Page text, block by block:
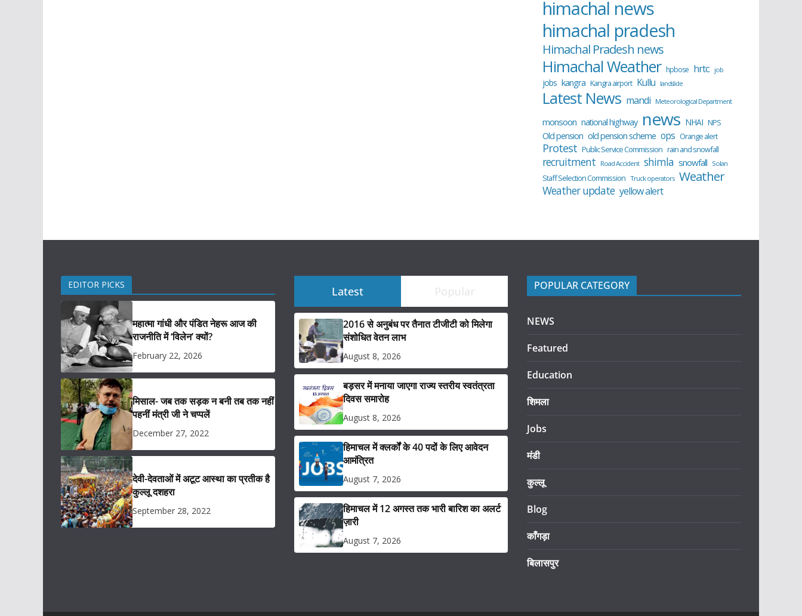
himachal news
himachal pradesh
Himachal Pradesh news
Himachal Weather hpbose hrtc job
jobs kangra Kangra airport Kullu landslide
Latest News mandi Meteorological Department
monsoon national highway news NHAI NPS
Old pension old pension scheme ops Orange alert
Protest Public Service Commission rain and snowfall
recruitment Road Accident shimla snowfall Solan
Staff Selection Commission Truck operators Weather
Weather update yellow alert
EDITOR PICKS
महात्मा गांधी और पंडित नेहरू आज की
राजनीति में ‘विलेन’ क्यों?
February 22, 2026
मिसाल- जब तक सड़क न बनी तब तक नहीं
पहनीं मंत्री जी ने चप्पलें
December 27, 2022
देवी-देवताओं में अटूट आस्था का प्रतीक है
कुल्लू दशहरा
September 28, 2022
Latest Popular
2016 से अनुबंध पर तैनात टीजीटी को मिलेगा
संशोधित वेतन लाभ
August 8, 2026
बड़सर में मनाया जाएगा राज्य स्तरीय स्वतंत्रता
दिवस समारोह
August 8, 2026
हिमाचल में क्लर्कों के 40 पदों के लिए आवेदन
आमंत्रित
August 7, 2026
हिमाचल में 12 अगस्त तक भारी बारिश का अलर्ट
ज़ारी
August 7, 2026
POPULAR CATEGORY
NEWS
Featured
Education
शिमला
Jobs
मंडी
कुल्लू
Blog
काँगड़ा
बिलासपुर